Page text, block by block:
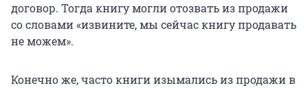
договор. Тогда книгу могли отозвать из продажи
со словами «извините, мы сейчас книгу продавать
не можем».
Конечно же, часто книги изымались из продажи в